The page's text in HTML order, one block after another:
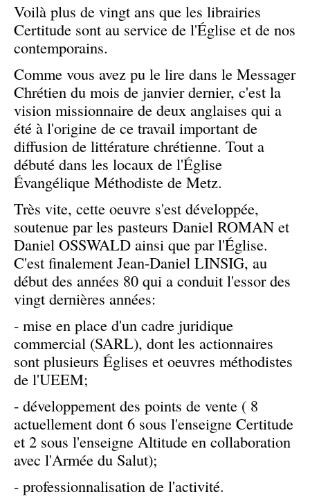
Voilà plus de vingt ans que les librairies
Certitude sont au service de l'Église et de nos
contemporains.
Comme vous avez pu le lire dans le Messager
Chrétien du mois de janvier dernier, c'est la
vision missionnaire de deux anglaises qui a
été à l'origine de ce travail important de
diffusion de littérature chrétienne. Tout a
débuté dans les locaux de l'Église
Évangélique Méthodiste de Metz.
Très vite, cette oeuvre s'est développée,
soutenue par les pasteurs Daniel ROMAN et
Daniel OSSWALD ainsi que par l'Église.
C'est finalement Jean-Daniel LINSIG, au
début des années 80 qui a conduit l'essor des
vingt dernières années:
- mise en place d'un cadre juridique
commercial (SARL), dont les actionnaires
sont plusieurs Églises et oeuvres méthodistes
de l'UEEM;
- développement des points de vente ( 8
actuellement dont 6 sous l'enseigne Certitude
et 2 sous l'enseigne Altitude en collaboration
avec l'Armée du Salut);
- professionnalisation de l'activité.